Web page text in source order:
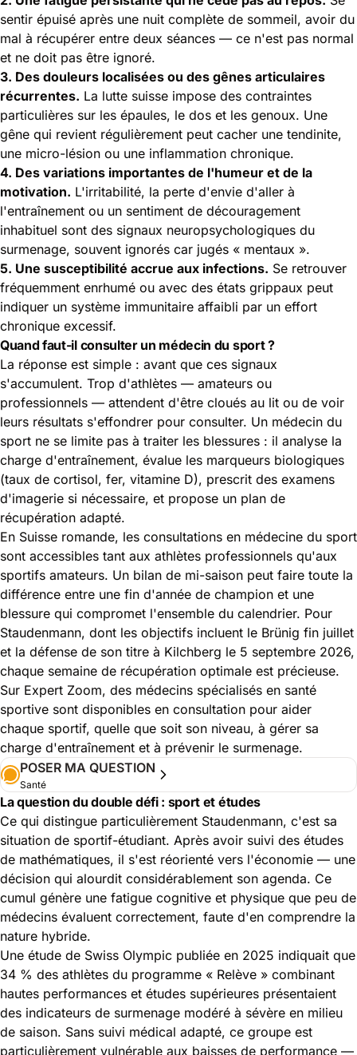
sentir épuisé après une nuit complète de sommeil, avoir du
mal à récupérer entre deux séances — ce n'est pas normal
et ne doit pas être ignoré.
3. Des douleurs localisées ou des gênes articulaires
récurrentes. La lutte suisse impose des contraintes
particulières sur les épaules, le dos et les genoux. Une
gêne qui revient régulièrement peut cacher une tendinite,
une micro-lésion ou une inflammation chronique.
4. Des variations importantes de l'humeur et de la
motivation. L'irritabilité, la perte d'envie d'aller à
l'entraînement ou un sentiment de découragement
inhabituel sont des signaux neuropsychologiques du
surmenage, souvent ignorés car jugés « mentaux ».
5. Une susceptibilité accrue aux infections. Se retrouver
fréquemment enrhumé ou avec des états grippaux peut
indiquer un système immunitaire affaibli par un effort
chronique excessif.
Quand faut-il consulter un médecin du sport ?
La réponse est simple : avant que ces signaux
s'accumulent. Trop d'athlètes — amateurs ou
professionnels — attendent d'être cloués au lit ou de voir
leurs résultats s'effondrer pour consulter. Un médecin du
sport ne se limite pas à traiter les blessures : il analyse la
charge d'entraînement, évalue les marqueurs biologiques
(taux de cortisol, fer, vitamine D), prescrit des examens
d'imagerie si nécessaire, et propose un plan de
récupération adapté.
En Suisse romande, les consultations en médecine du sport
sont accessibles tant aux athlètes professionnels qu'aux
sportifs amateurs. Un bilan de mi-saison peut faire toute la
différence entre une fin d'année de champion et une
blessure qui compromet l'ensemble du calendrier. Pour
Staudenmann, dont les objectifs incluent le Brünig fin juillet
et la défense de son titre à Kilchberg le 5 septembre 2026,
chaque semaine de récupération optimale est précieuse.
Sur Expert Zoom, des médecins spécialisés en santé
sportive sont disponibles en consultation pour aider
chaque sportif, quelle que soit son niveau, à gérer sa
charge d'entraînement et à prévenir le surmenage.
POSER MA QUESTION
Santé
La question du double défi : sport et études
Ce qui distingue particulièrement Staudenmann, c'est sa
situation de sportif-étudiant. Après avoir suivi des études
de mathématiques, il s'est réorienté vers l'économie — une
décision qui alourdit considérablement son agenda. Ce
cumul génère une fatigue cognitive et physique que peu de
médecins évaluent correctement, faute d'en comprendre la
nature hybride.
Une étude de Swiss Olympic publiée en 2025 indiquait que
34 % des athlètes du programme « Relève » combinant
hautes performances et études supérieures présentaient
des indicateurs de surmenage modéré à sévère en milieu
de saison. Sans suivi médical adapté, ce groupe est
particulièrement vulnérable aux baisses de performance —